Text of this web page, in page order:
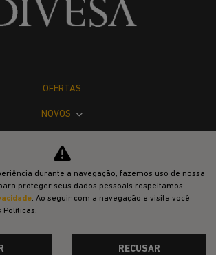
OFERTAS
NOVOS
SOLUÇÕES FINANCEIRAS
durante a navegação, fazemos uso de nossa
proteger seus dados pessoais respeitamos
. Ao seguir com a navegação e visita você
Políticas.
RECUSAR